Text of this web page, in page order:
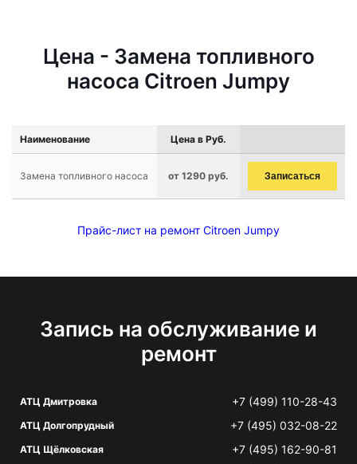
Цена - Замена топливного
насоса Citroen Jumpy
Наименование Цена в Руб.
Замена топливного насоса от 1290 руб. Записаться
Прайс-лист на ремонт Citroen Jumpy
Запись на обслуживание и
ремонт
АТЦ Дмитровка +7 (499) 110-28-43
АТЦ Долгопрудный +7 (495) 032-08-22
АТЦ Щёлковская +7 (495) 162-90-81